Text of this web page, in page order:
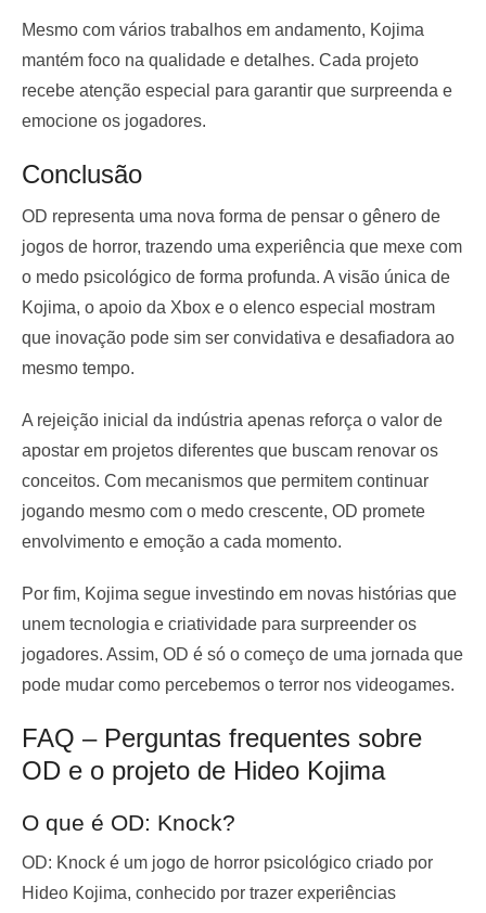
Mesmo com vários trabalhos em andamento, Kojima
mantém foco na qualidade e detalhes. Cada projeto
recebe atenção especial para garantir que surpreenda e
emocione os jogadores.
Conclusão
OD representa uma nova forma de pensar o gênero de
jogos de horror, trazendo uma experiência que mexe com
o medo psicológico de forma profunda. A visão única de
Kojima, o apoio da Xbox e o elenco especial mostram
que inovação pode sim ser convidativa e desafiadora ao
mesmo tempo.
A rejeição inicial da indústria apenas reforça o valor de
apostar em projetos diferentes que buscam renovar os
conceitos. Com mecanismos que permitem continuar
jogando mesmo com o medo crescente, OD promete
envolvimento e emoção a cada momento.
Por fim, Kojima segue investindo em novas histórias que
unem tecnologia e criatividade para surpreender os
jogadores. Assim, OD é só o começo de uma jornada que
pode mudar como percebemos o terror nos videogames.
FAQ – Perguntas frequentes sobre
OD e o projeto de Hideo Kojima
O que é OD: Knock?
OD: Knock é um jogo de horror psicológico criado por
Hideo Kojima, conhecido por trazer experiências